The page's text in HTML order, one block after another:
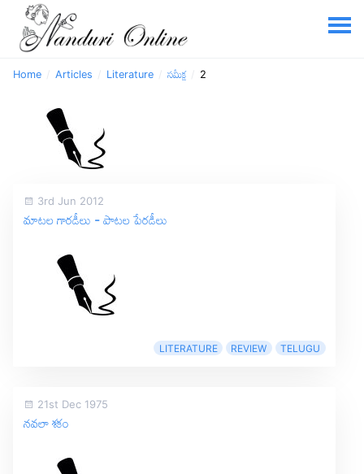
Home Articles Literature సమీక్ష 2
3rd Jun 2012
మాటల గారడీలు - పాటల పేరడీలు
LITERATURE REVIEW TELUGU
21st Dec 1975
నవలా శకం